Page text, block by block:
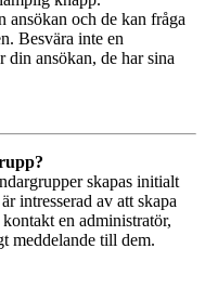
ansökan och de kan fråga
Besvära inte en
din ansökan, de har sina
skapas initialt
intresserad av att skapa
en administratör,
meddelande till dem.